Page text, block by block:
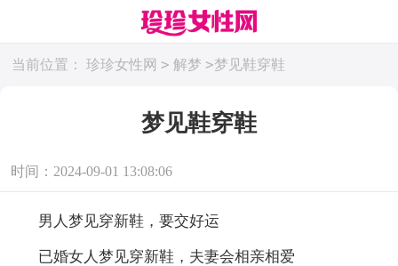
当前位置： 珍珍女性网 > 解梦 >梦见鞋穿鞋
梦见鞋穿鞋
时间：2024-09-01 13:08:06
男人梦见穿新鞋，要交好运
已婚女人梦见穿新鞋，夫妻会相亲相爱